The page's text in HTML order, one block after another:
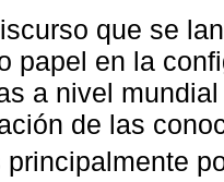
que se
papel en la
a nivel
de las